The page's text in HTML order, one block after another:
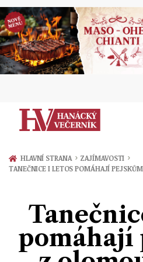
Zprávy
Prostějov
Přerov
Politika
Ekonomika
Kultura
Hudba
Společnost
Sport
HLAVNÍ STRANA › ZAJÍMAVOSTI ›
TANEČNICE I LETOS POMÁHAJÍ
pomáhají